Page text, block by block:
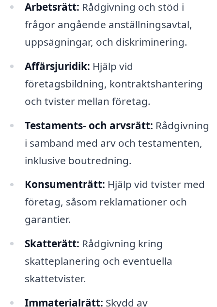
Arbetsrätt: Rådgivning och stöd i
frågor angående anställningsavtal,
uppsägningar, och diskriminering.
Affärsjuridik: Hjälp vid
företagsbildning, kontraktshantering
och tvister mellan företag.
Testaments- och arvsrätt: Rådgivning
i samband med arv och testamenten,
inklusive boutredning.
Konsumenträtt: Hjälp vid tvister med
företag, såsom reklamationer och
garantier.
Skatterätt: Rådgivning kring
skatteplanering och eventuella
skattetvister.
Immaterialrätt: Skydd av